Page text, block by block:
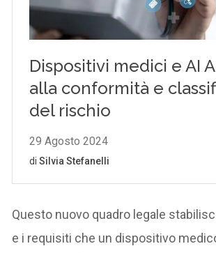
Questo nuovo quadro legale
e i requisiti che un dispositivo